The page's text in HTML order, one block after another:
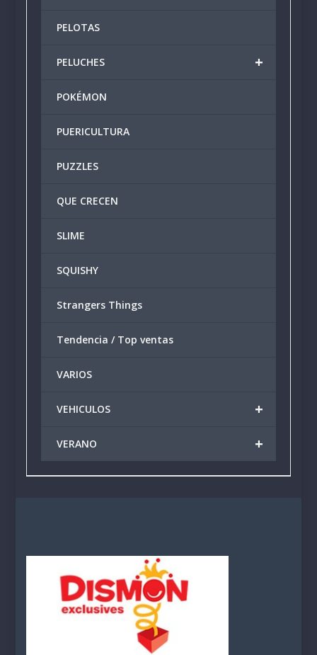
PELOTAS
+
PELUCHES
POKÉMON
PUERICULTURA
PUZZLES
QUE CRECEN
SLIME
SQUISHY
Strangers Things
Tendencia / Top ventas
VARIOS
+
VEHICULOS
+
VERANO